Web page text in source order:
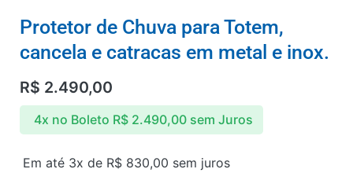
Protetor de Chuva para Totem,
cancela e catracas em metal e inox.
R$ 2.490,00
Em até 3x de R$ 830,00 sem juros
4x no Boleto R$2.490,00 sem Juros